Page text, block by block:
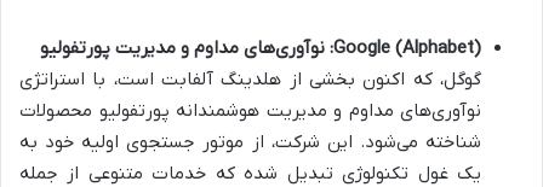
Google (Alphabet): نوآوری‌های مداوم و مدیریت پورتفولیو
گوگل، که اکنون بخشی از هلدینگ آلفابت است، با استراتژی
نوآوری‌های مداوم و مدیریت هوشمندانه پورتفولیو محصولات
شناخته می‌شود. این شرکت، از موتور جستجوی اولیه خود به
یک غول تکنولوژی تبدیل شده که خدمات متنوعی از جمله